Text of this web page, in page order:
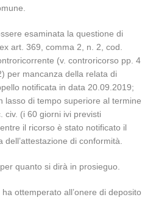
esaminata la questione di
art. 369, comma 2, n. 2, cod.
(v. controricorso pp. 4
per mancanza della relata di
notificata in data 20.09.2019;
lasso di tempo superiore al termine
civ. (i 60 giorni ivi previsti
il ricorso è stato notificato il
di conformità.
quanto si dirà in prosieguo.
ottemperato all’onere di deposito